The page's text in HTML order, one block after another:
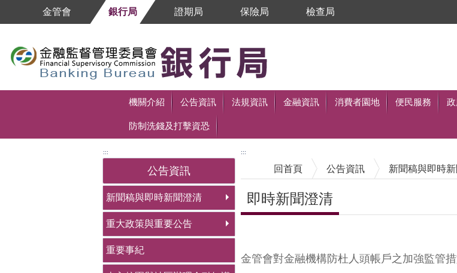
跳到主要內容區塊
金管會 銀行局 證期局 保險局 檢查局
機關介紹 公告資訊 法規資訊 金融資訊 消費者園地 便民服務
防制洗錢及打擊資恐
:::
公告資訊
新聞稿與即時新聞澄清
重大政策與重要公告
重要事紀
:::
回首頁 公告資訊 新聞稿與即時
即時新聞澄清
金管會對金融機構防杜人頭帳戶之加強監管